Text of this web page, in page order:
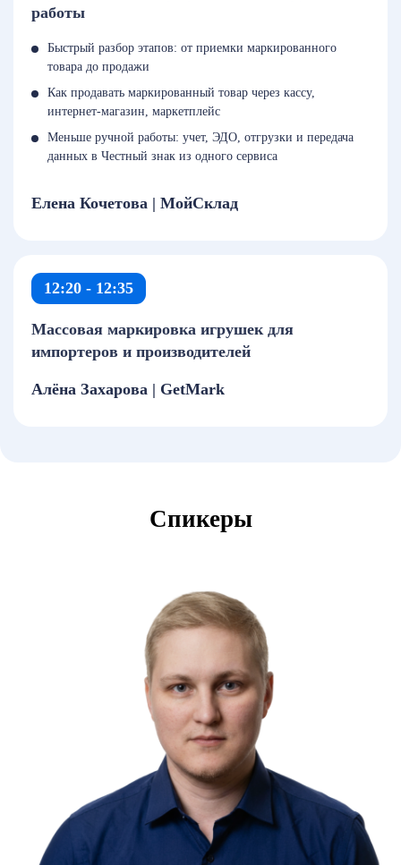
работы
Быстрый разбор этапов: от приемки маркированного
товара до продажи
Как продавать маркированный товар через кассу,
интернет-магазин, маркетплейс
Меньше ручной работы: учет, ЭДО, отгрузки и передача
данных в Честный знак из одного сервиса
Елена Кочетова | МойСклад
12:20 - 12:35
Массовая маркировка игрушек для
импортеров и производителей
Алёна Захарова | GetMark
Спикеры